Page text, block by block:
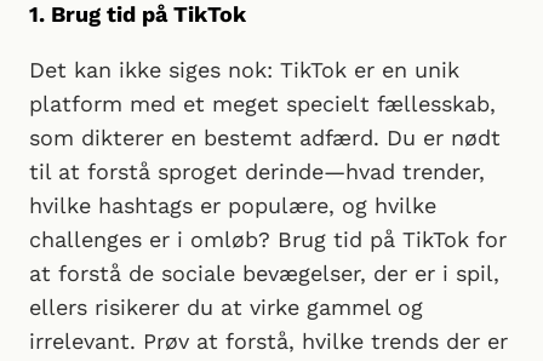
1. Brug tid på TikTok
Det kan ikke siges nok: TikTok er en unik
platform med et meget specielt fællesskab,
som dikterer en bestemt adfærd. Du er nødt
til at forstå sproget derinde—hvad trender,
hvilke hashtags er populære, og hvilke
challenges er i omløb? Brug tid på TikTok for
at forstå de sociale bevægelser, der er i spil,
ellers risikerer du at virke gammel og
irrelevant. Prøv at forstå, hvilke trends der er